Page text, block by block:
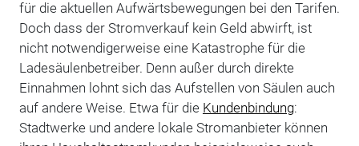
für die aktuellen Aufwärtsbewegungen bei den Tarifen.
Doch dass der Stromverkauf kein Geld abwirft, ist
nicht notwendigerweise eine Katastrophe für die
Ladesäulenbetreiber. Denn außer durch direkte
Einnahmen lohnt sich das Aufstellen von Säulen auch
auf andere Weise. Etwa für die Kundenbindung:
Stadtwerke und andere lokale Stromanbieter können